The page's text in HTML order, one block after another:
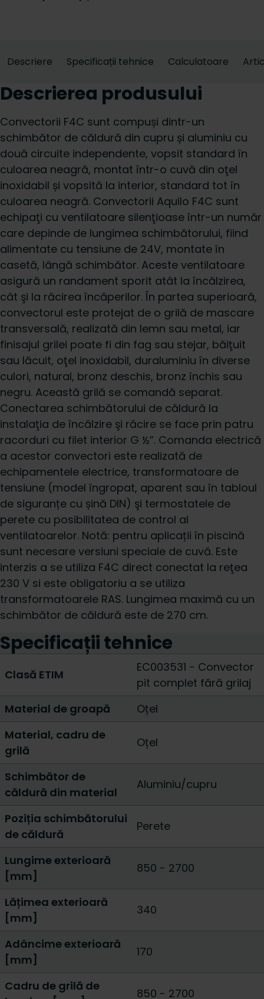
Descriere Specificații tehnice Calculatoare
Descrierea produsului
Convectorii F4C sunt compuși dintr-un
schimbător de căldură din cupru și aluminiu cu
două circuite independente, vopsit standard în
culoarea neagră, montat într-o cuvă din oţel
inoxidabil și vopsită la interior, standard tot în
culoarea neagră. Convectorii Aquilo F4C sunt
echipaţi cu ventilatoare silenţioase într-un număr
care depinde de lungimea schimbătorului, fiind
alimentate cu tensiune de 24V, montate în
casetă, lângă schimbător. Aceste ventilatoare
asigură un randament sporit atât la încălzirea,
cât şi la răcirea încăperilor. În partea superioară,
convectorul este protejat de o grilă de mascare
transversală, realizată din lemn sau metal, iar
finisajul grilei poate fi din fag sau stejar, băiţuit
sau lăcuit, oţel inoxidabil, duraluminiu în diverse
culori, natural, bronz deschis, bronz închis sau
negru. Această grilă se comandă separat.
Conectarea schimbătorului de căldură la
instalaţia de încălzire şi răcire se face prin patru
racorduri cu filet interior G ½”. Comanda electrică
a acestor convectori este realizată de
echipamentele electrice, transformatoare de
tensiune (model îngropat, aparent sau în tabloul
de siguranțe cu șină DIN) şi termostatele de
perete cu posibilitatea de control al
ventilatoarelor. Notă: pentru aplicații în piscină
sunt necesare versiuni speciale de cuvă. Este
interzis a se utiliza F4C direct conectat la reţea
230 V si este obligatoriu a se utiliza
transformatoarele RAS. Lungimea maximă cu un
schimbător de căldură este de 270 cm.
Specificații tehnice
Clasă ETIM
EC003531 - Convector
pit complet fără grilaj
Material de groapă
Oțel
Material, cadru de
grilă
Oțel
Schimbător de
căldură din material
Aluminiu/cupru
Poziția schimbătorului
de căldură
Perete
Lungime exterioară
[mm]
850 - 2700
Lățimea exterioară
[mm]
340
Adâncime exterioară
[mm]
170
Cadru de grilă de
850 - 2700